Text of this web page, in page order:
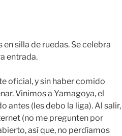
silla de ruedas. Se celebra
entrada.
oficial, y sin haber comido
Vinimos a Yamagoya, el
antes (les debo la liga). Al salir,
(no me pregunten por
así que, no perdíamos